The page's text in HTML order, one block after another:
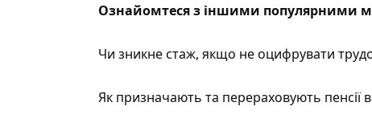
Ознайомтеся з іншими популярними
Чи зникне стаж, якщо не оцифрувати
Як призначають та перераховують пенсії в